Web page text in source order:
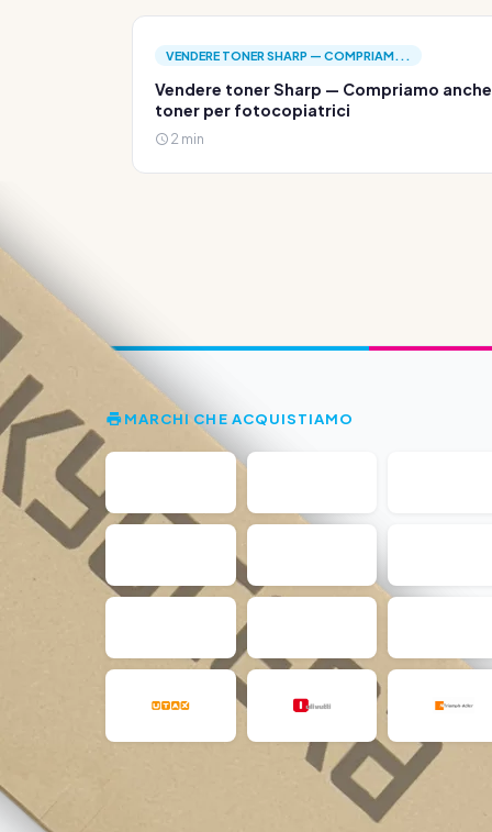
VENDERE TONER SHARP — COMPRIAM...
Vendere toner Sharp — Compriamo anche
toner per fotocopiatrici
2 min
MARCHI CHE ACQUISTIAMO